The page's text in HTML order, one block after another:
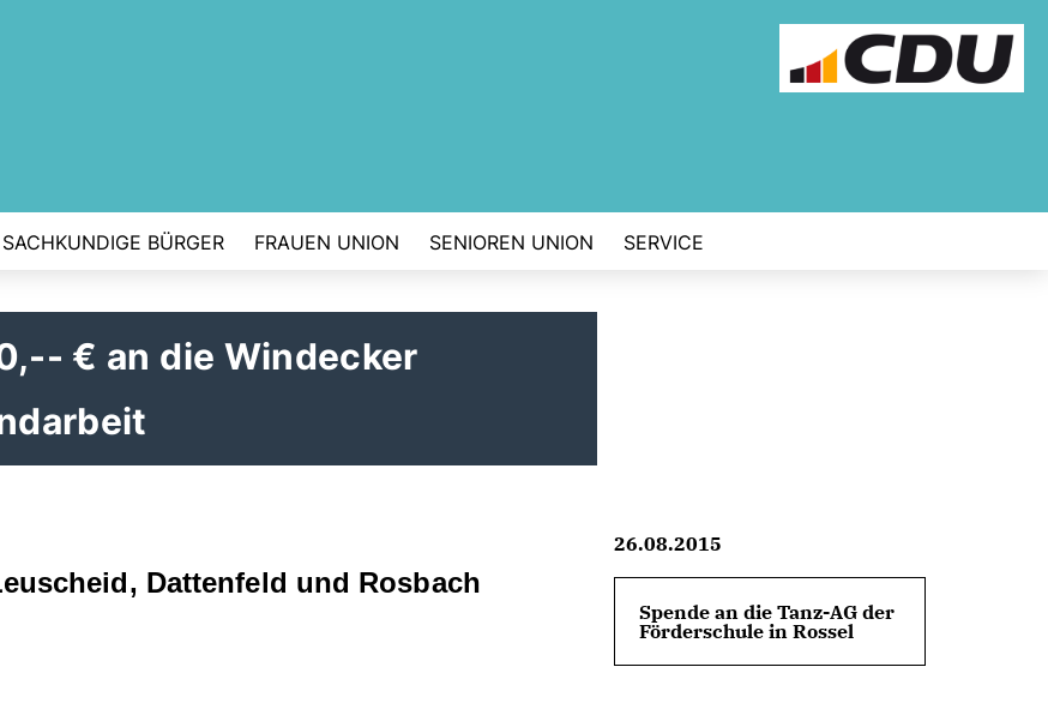
SACHKUNDIGE BÜRGER FRAUEN UNION SENIOREN UNION SERVICE
€ an die Windecker
Dattenfeld und Rosbach
26.08.2015
Spende an die Tanz-AG der
Förderschule in Rossel